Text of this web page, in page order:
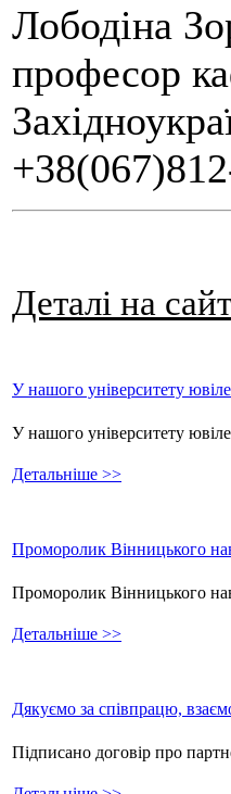
Лободіна
професор
Деталі на
У нашого університету
У нашого університету
Детальніше >>
Проморолик Вінницького
Проморолик Вінницького
Детальніше >>
Дякуємо за співпрацю,
Підписано договір про